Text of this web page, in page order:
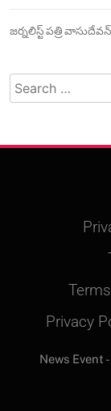
జర్నలిస్ట్ పత్రి
Search
for:
Privacy
News Event